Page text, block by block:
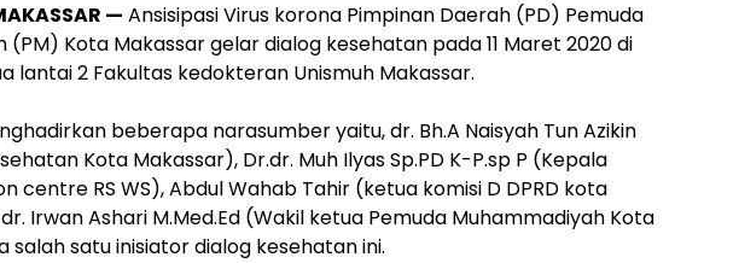
— Ansisipasi Virus korona Pimpinan Daerah (PD) Pemuda
(PM) Kota Makassar gelar dialog kesehatan pada 11 Maret 2020 di
lantai 2 Fakultas kedokteran Unismuh Makassar.
beberapa narasumber yaitu, dr. Bh.A Naisyah Tun Azikin
Kota Makassar), Dr.dr. Muh Ilyas Sp.PD K-P.sp P (Kepala
centre RS WS), Abdul Wahab Tahir (ketua komisi D DPRD kota
Irwan Ashari M.Med.Ed (Wakil ketua Pemuda Muhammadiyah Kota
salah satu inisiator dialog kesehatan ini.